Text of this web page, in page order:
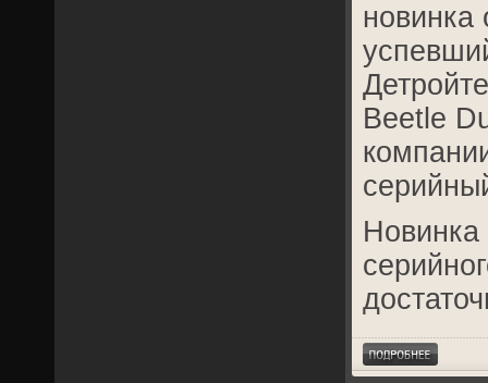
новинка
Beetle
Новинка